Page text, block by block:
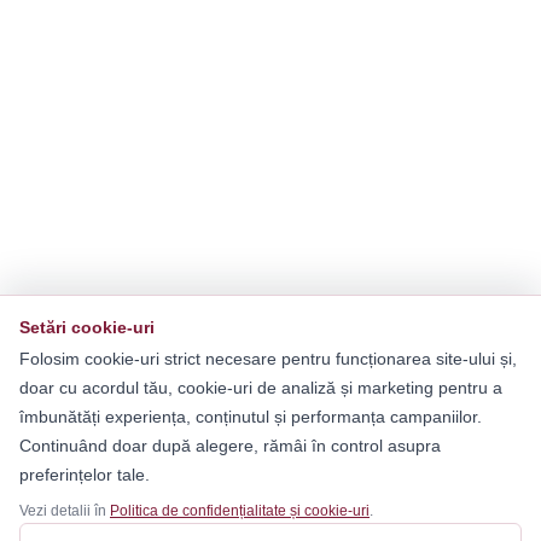
Setări cookie-uri
Folosim cookie-uri strict necesare pentru funcționarea site-ului și,
doar cu acordul tău, cookie-uri de analiză și marketing pentru a
îmbunătăți experiența, conținutul și performanța campaniilor.
Continuând doar după alegere, rămâi în control asupra
preferințelor tale.
Vezi detalii în Politica de confidențialitate și cookie-uri.